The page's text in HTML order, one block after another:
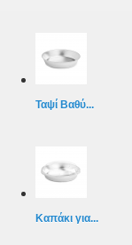
Ταψί Βαθύ...
Καπάκι για...